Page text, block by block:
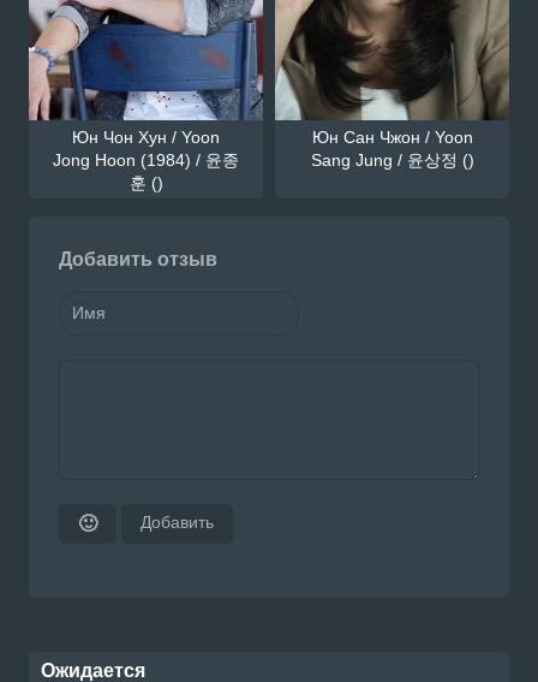
Юн Чон Хун / Yoon
Jong Hoon (1984) / 윤종
훈 ()
Юн Сан Чжон / Yoon
Sang Jung / 윤상정 ()
Добавить отзыв
🙂 Добавить
Ожидается